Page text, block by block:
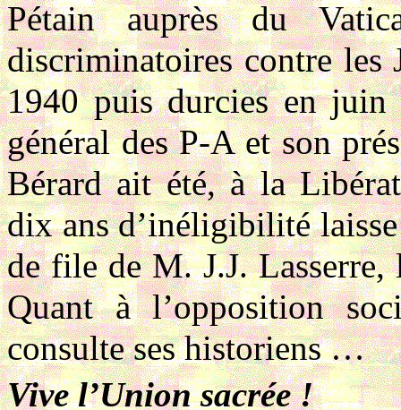
Pétain auprès du
discriminatoires contre les
1940 puis durcies en juin
général des P-A et son
Bérard ait été, à la
dix ans d’inéligibilité
de file de M. J.J.
Quant à l’opposition
consulte ses historiens …
Vive l’Union sacrée !